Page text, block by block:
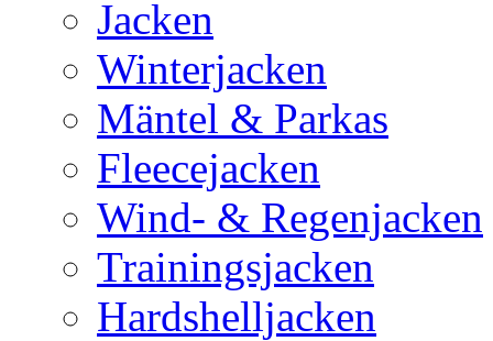
Jacken
Winterjacken
Mäntel & Parkas
Fleecejacken
Wind- & Regenjacken
Trainingsjacken
Hardshelljacken